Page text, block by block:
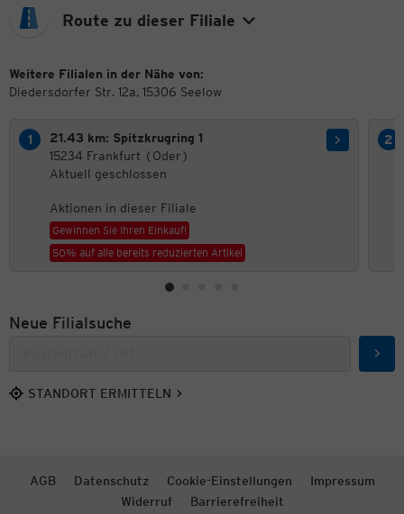
Route zu dieser Filiale
Weitere Filialen in der Nähe von:
Diedersdorfer Str. 12a, 15306 Seelow
21.43 km: Spitzkrugring 1
15234 Frankfurt (Oder)
Aktuell geschlossen
Aktionen in dieser Filiale
Gewinnen Sie Ihren Einkauf!
50% auf alle bereits reduzierten Artikel
Neue Filialsuche
STANDORT ERMITTELN
AGB Datenschutz Cookie-Einstellungen
Impressum
Widerruf
Barrierefreiheit